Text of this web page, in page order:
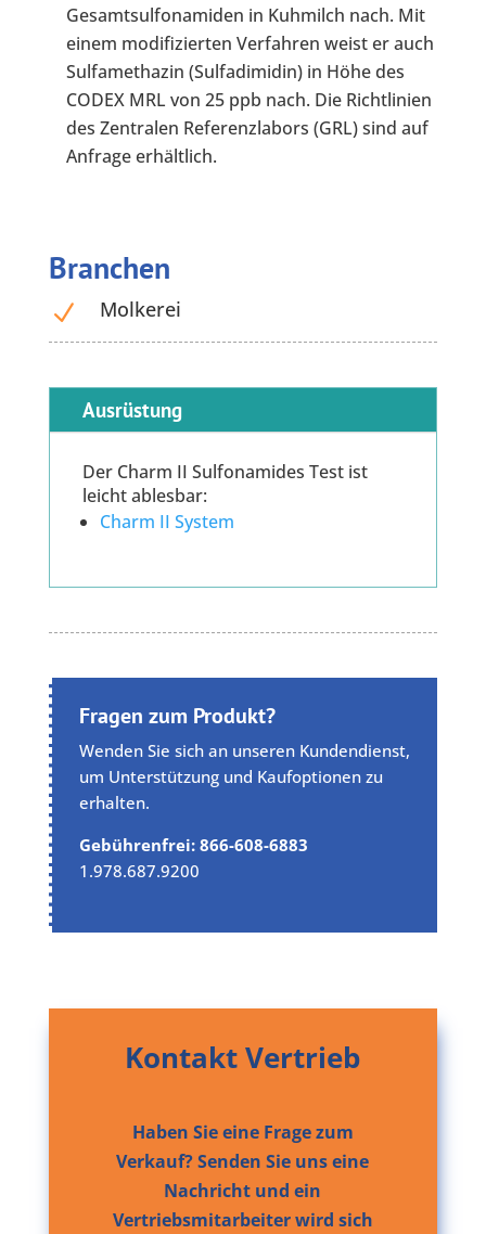
Gesamtsulfonamiden in Kuhmilch nach. Mit
einem modifizierten Verfahren weist er auch
Sulfamethazin (Sulfadimidin) in Höhe des
CODEX MRL von 25 ppb nach. Die Richtlinien
des Zentralen Referenzlabors (GRL) sind auf
Anfrage erhältlich.
Branchen
N Molkerei
Ausrüstung
Der Charm II Sulfonamides Test ist
leicht ablesbar:
Charm II System
Fragen zum Produkt?
Wenden Sie sich an unseren Kundendienst,
um Unterstützung und Kaufoptionen zu
erhalten.
Gebührenfrei: 866-608-6883
1.978.687.9200
Kontakt Vertrieb
Haben Sie eine Frage zum
Verkauf? Senden Sie uns eine
Nachricht und ein
Vertriebsmitarbeiter wird sich